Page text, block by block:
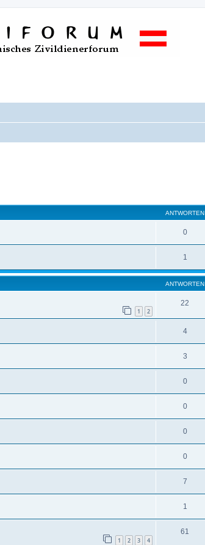
ANTWORTEN
0
1
ANTWORTEN
1 2
22
4
3
0
0
0
0
7
1
1 2 3 4
61